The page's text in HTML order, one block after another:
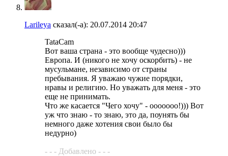
Larileya сказал(-а): 20.07.2014 20:47
TataCam
Вот ваша страна - это вообще чудесно)))
Европа. И (никого не хочу оскорбить) - не
мусульмане, независимо от страны
пребывания. Я уважаю чужие порядки,
нравы и религию. Но уважать для меня - это
еще не принимать.
Что же касается "Чего хочу" - ооооооо!))) Вот
уж что знаю - то знаю, это да, поунять бы
немного даже хотения свои было бы
недурно)
- - - Добавлено - - -